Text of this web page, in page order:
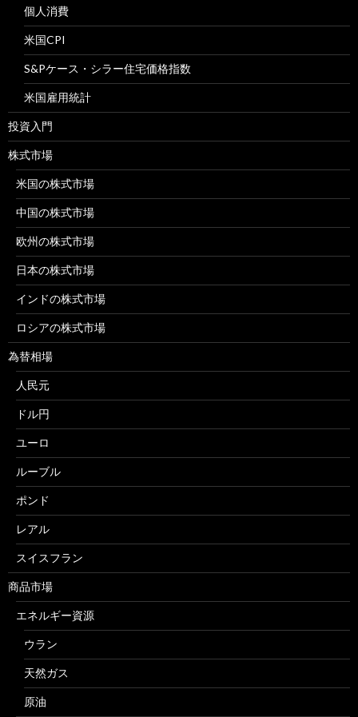
個人消費
米国CPI
S&Pケース・シラー住宅価格指数
米国雇用統計
投資入門
株式市場
米国の株式市場
中国の株式市場
欧州の株式市場
日本の株式市場
インドの株式市場
ロシアの株式市場
為替相場
人民元
ドル円
ユーロ
ルーブル
ポンド
レアル
スイスフラン
商品市場
エネルギー資源
ウラン
天然ガス
原油